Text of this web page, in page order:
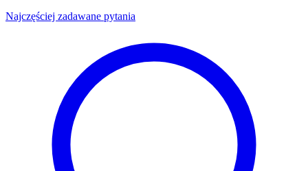
Najczęściej zadawane pytania